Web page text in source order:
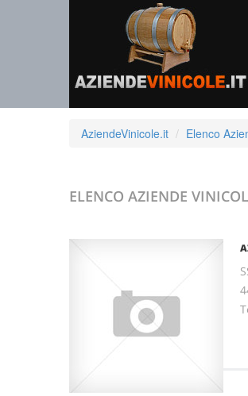
AziendeVinicole.it Elenco
ELENCO AZIENDE